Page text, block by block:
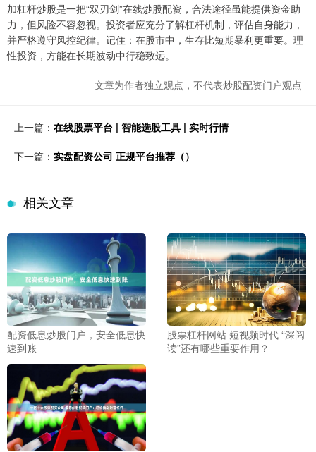
加杠杆炒股是一把“双刃剑”在线炒股配资，合法途径虽能提供资金助
力，但风险不容忽视。投资者应充分了解杠杆机制，评估自身能力，
并严格遵守风控纪律。记住：在股市中，生存比短期暴利更重要。理
性投资，方能在长期波动中行稳致远。
文章为作者独立观点，不代表炒股配资门户观点
上一篇： 在线股票平台 | 智能选股工具 | 实时行情
下一篇： 实盘配资公司 正规平台推荐（）
相关文章
配资低息炒股门户，安全低息快
速到账
股票杠杆网站 短视频时代 “深阅
读”还有哪些重要作用？